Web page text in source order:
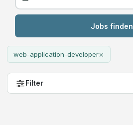
Jobs finden
web-application-developer×
Filter